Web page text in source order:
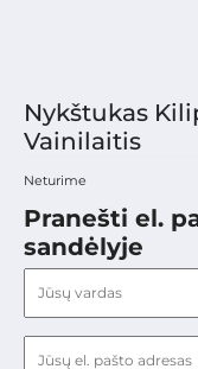
Nykštukas
Vainilaitis
Neturime
Pranešti el.
sandėlyje